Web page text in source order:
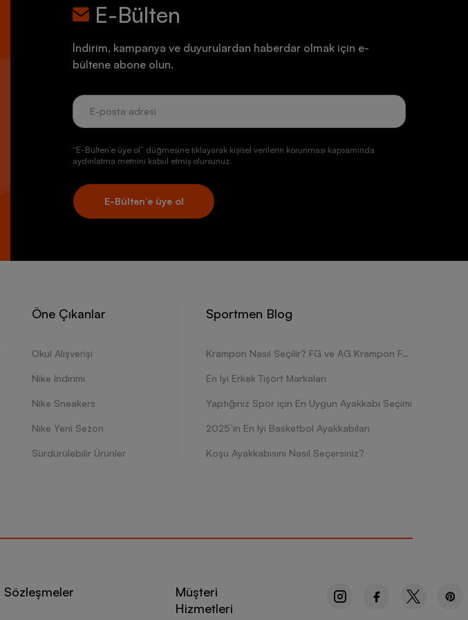
E-Bülten
İndirim, kampanya ve duyurulardan haberdar olmak için e-
bültene abone olun.
“E-Bülten’e üye ol” düğmesine tıklayarak kişisel verilerin korunması kapsamında
aydınlatma metnini kabul etmiş olursunuz.
E-Bülten’e üye ol
Öne Çıkanlar
Okul Alışverişi
Nike İndirimi
Nike Sneakers
Nike Yeni Sezon
Sürdürülebilir Ürünler
Sportmen Blog
Krampon Nasıl Seçilir? FG ve AG Krampon Farkları Nelerdir?
En İyi Erkek Tişört Markaları
Yaptığınız Spor için En Uygun Ayakkabı Seçimi
2025’in En İyi Basketbol Ayakkabıları
Koşu Ayakkabısını Nasıl Seçersiniz?
Sözleşmeler
Müşteri
Hizmetleri